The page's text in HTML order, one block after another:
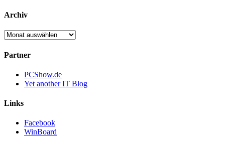
Archiv
Archiv
Partner
PCShow.de
Yet another IT Blog
Links
Facebook
WinBoard